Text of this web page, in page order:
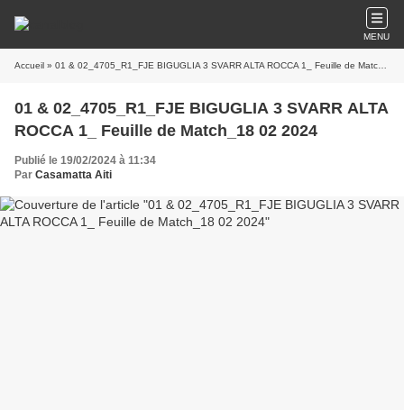
MENU
Accueil » 01 & 02_4705_R1_FJE BIGUGLIA 3 SVARR ALTA ROCCA 1_ Feuille de Match_18 02 2024
01 & 02_4705_R1_FJE BIGUGLIA 3 SVARR ALTA
ROCCA 1_ Feuille de Match_18 02 2024
Publié le 19/02/2024 à 11:34
Par Casamatta Aiti